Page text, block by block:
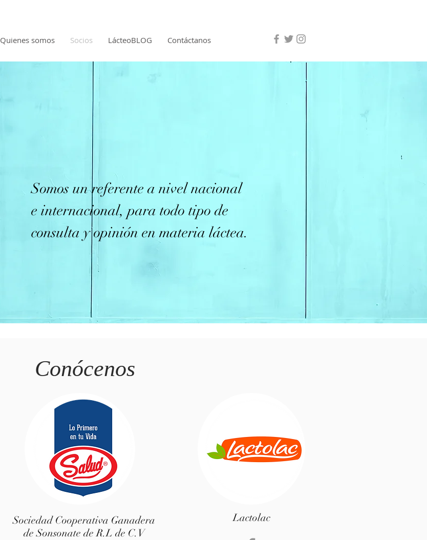
Quienes somos Socios LácteoBLOG Contáctanos
Somos un referente a nivel nacional
e internacional, para todo tipo de
consulta y opinión en materia láctea.
Conócenos
Sociedad Cooperativa Ganadera
de Sonsonate de R.L de C.V
Lactolac